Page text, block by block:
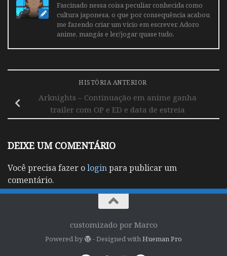
Fascinado nessa coisa peculiar conhecida como
cultura japonesa, o que por consequência acabou
me fazendo criar um vicio em escrever. Adoro
anime, mangás e ler/jogar quase tudo.
HISTÓRIA ANTERIOR
Arknights – Continuação em anime ganha
trailer com OP e ED e data de estreia
DEIXE UM COMENTÁRIO
Você precisa fazer ologinpara publicar um
comentário.
customizado por Marco
Powered by - Designed withHueman Pro